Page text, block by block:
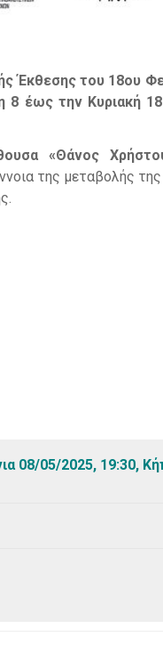
Έκθεσης του 18ου
8 έως την Κυριακή
«Θάνος
της μεταβολής
08/05/2025, 19:30,